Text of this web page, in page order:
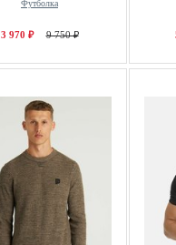
Футболка
3 970 ₽ 9 750 ₽